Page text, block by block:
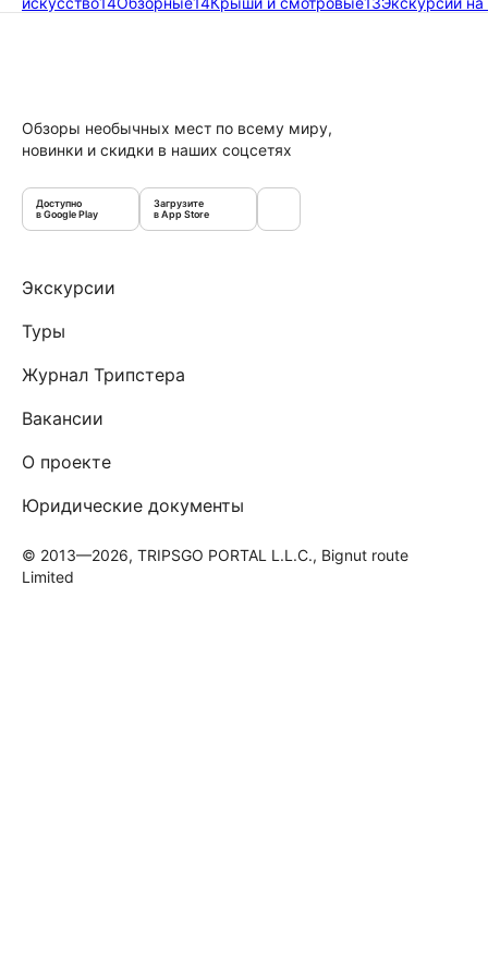
Обзоры необычных мест по всему миру,
новинки и скидки в наших соцсетях
Доступно
в Google Play
Загрузите
в App Store
Экскурсии
Туры
Журнал Трипстера
Вакансии
О проекте
Юридические документы
© 2013—2026, TRIPSGO PORTAL L.L.C., Bignut route
Limited